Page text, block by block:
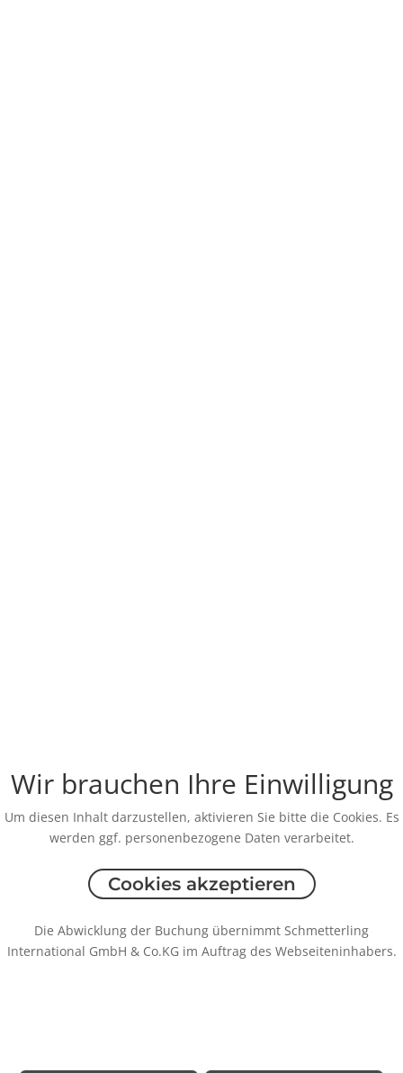
Wir brauchen Ihre Einwilligung
Um diesen Inhalt darzustellen, aktivieren Sie bitte die Cookies. Es
werden ggf. personenbezogene Daten verarbeitet.
Cookies akzeptieren
Die Abwicklung der Buchung übernimmt Schmetterling
International GmbH & Co.KG im Auftrag des Webseiteninhabers.